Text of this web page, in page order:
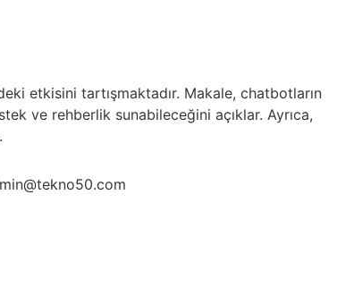
etkisini tartışmaktadır. Makale, chatbotların
ve rehberlik sunabileceğini açıklar. Ayrıca,